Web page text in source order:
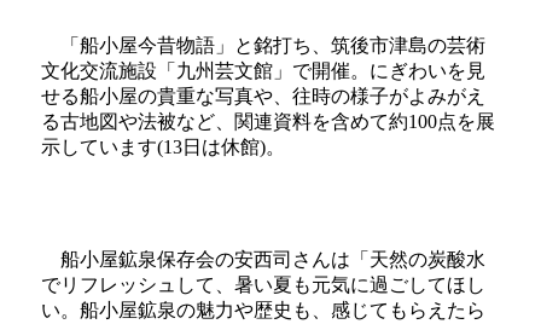
「船小屋今昔物語」と銘打ち、筑後市津島の芸術
文化交流施設「九州芸文館」で開催。にぎわいを見
せる船小屋の貴重な写真や、往時の様子がよみがえ
る古地図や法被など、関連資料を含めて約100点を展
示しています(13日は休館)。
船小屋鉱泉保存会の安西司さんは「天然の炭酸水
でリフレッシュして、暑い夏も元気に過ごしてほし
い。船小屋鉱泉の魅力や歴史も、感じてもらえたら